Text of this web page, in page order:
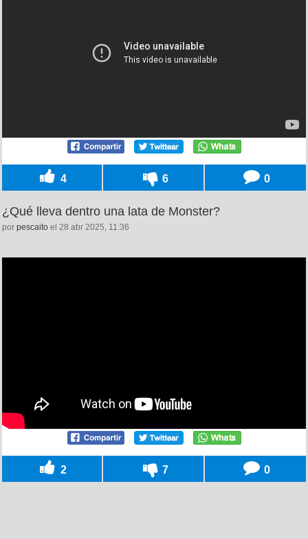
4 6 0
¿Qué lleva dentro una lata de Monster?
por pescaito el 28 abr 2025, 11:36
2 7 0